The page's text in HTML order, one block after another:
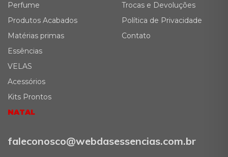
Perfume
Produtos Acabados
Matérias primas
Essências
VELAS
Acessórios
Kits Prontos
NATAL
Trocas e Devoluções
Política de Privacidade
Contato
faleconosco@webdasessencias.com.br